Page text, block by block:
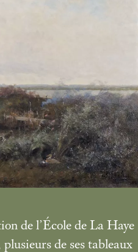
de l’École de La Haye
plusieurs de ses tableaux